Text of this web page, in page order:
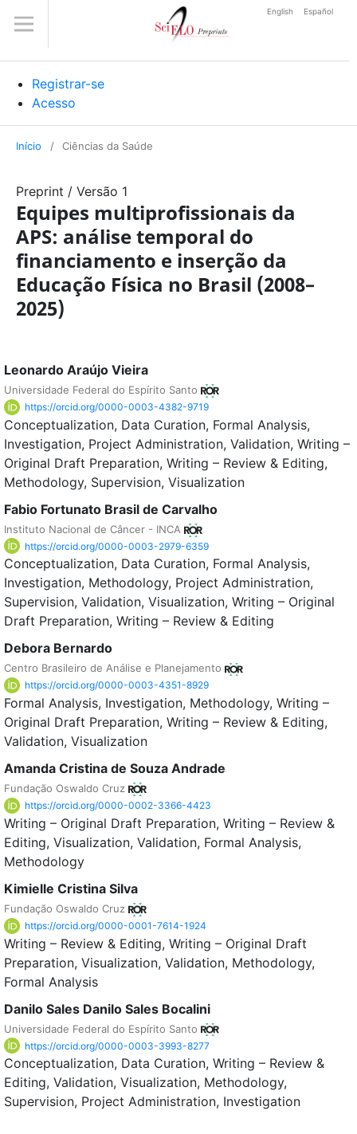
Registrar-se
Acesso
English Español
Início / Ciências da Saúde
Preprint / Versão 1
Equipes multiprofissionais da
APS: análise temporal do
financiamento e inserção da
Educação Física no Brasil (2008–
2025)
Leonardo Araújo Vieira
Universidade Federal do Espírito Santo
https://orcid.org/0000-0003-4382-9719
Conceptualization Data Curation Formal Analysis
Investigation Project Administration Validation Writing –
Original Draft Preparation Writing – Review & Editing
Methodology Supervision Visualization
Fabio Fortunato Brasil de Carvalho
Instituto Nacional de Câncer - INCA
https://orcid.org/0000-0003-2979-6359
Conceptualization Data Curation Formal Analysis
Investigation Methodology Project Administration
Supervision Validation Visualization Writing – Original
Draft Preparation Writing – Review & Editing
Debora Bernardo
Centro Brasileiro de Análise e Planejamento
https://orcid.org/0000-0003-4351-8929
Formal Analysis Investigation Methodology Writing –
Original Draft Preparation Writing – Review & Editing
Validation Visualization
Amanda Cristina de Souza Andrade
Fundação Oswaldo Cruz
https://orcid.org/0000-0002-3366-4423
Writing – Original Draft Preparation Writing – Review &
Editing Visualization Validation Formal Analysis
Methodology
Kimielle Cristina Silva
Fundação Oswaldo Cruz
https://orcid.org/0000-0001-7614-1924
Writing – Review & Editing Writing – Original Draft
Preparation Visualization Validation Methodology
Formal Analysis
Danilo Sales Danilo Sales Bocalini
Universidade Federal do Espírito Santo
https://orcid.org/0000-0003-3993-8277
Conceptualization Data Curation Writing – Review &
Editing Validation Visualization Methodology
Supervision Project Administration Investigation